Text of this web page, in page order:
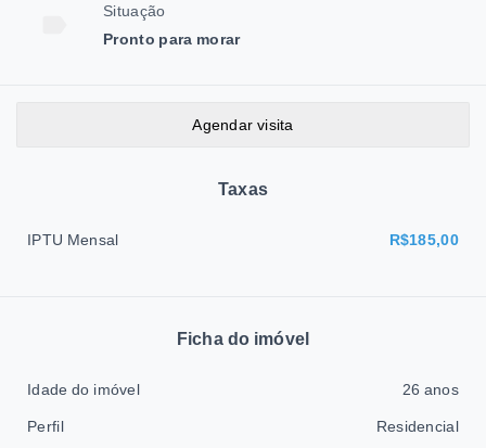
Situação
Pronto para morar
Agendar visita
Taxas
IPTU Mensal R$185,00
Ficha do imóvel
Idade do imóvel 26 anos
Perfil Residencial